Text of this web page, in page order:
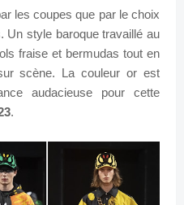
les coupes que par le choix
Un style baroque travaillé au
fraise et bermudas tout en
scène. La couleur or est
audacieuse pour cette
.